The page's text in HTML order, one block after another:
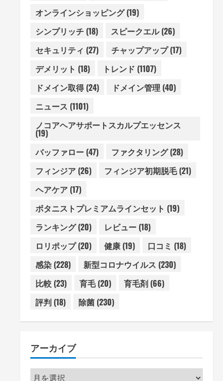
オンラインショッピング(19)
シンプリッチ(18) スピークエル(26)
セキュリティ (27) チャップアップ(17)
デメリット (18) トレンド (1107)
ドメイン取得(24) ドメイン管理 (40)
ニュース (1101)
ノコアヘアサポートスカルプエッセンス
(19)
バッファロー(47) ファクタリング(28)
フィンジア(26) フィンジア初期脱毛(21)
ヘアケア(17)
ボタニストプレミアムラインセット (19)
ランキング(20) レビュー(18)
ロリポップ(20) 健康(19) 口コミ (18)
感染(228) 新型コロナウイルス (230)
比較(23) 育毛(20) 育毛剤(66)
評判(18) 除菌(230)
アーカイブ
ア